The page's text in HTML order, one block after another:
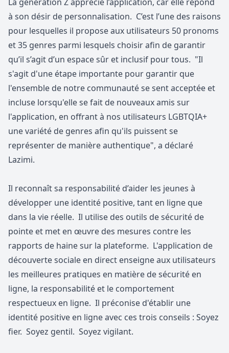
à son désir de personnalisation. C’est l’une des raisons
pour lesquelles il propose aux utilisateurs 50 pronoms
et 35 genres parmi lesquels choisir afin de garantir
qu’il s’agit d’un espace sûr et inclusif pour tous. "Il
s'agit d'une étape importante pour garantir que
l'ensemble de notre communauté se sent acceptée et
incluse lorsqu'elle se fait de nouveaux amis sur
l'application, en offrant à nos utilisateurs LGBTQIA+
une variété de genres afin qu'ils puissent se
représenter de manière authentique", a déclaré
Lazimi.
Il reconnaît sa responsabilité d’aider les jeunes à
développer une identité positive, tant en ligne que
dans la vie réelle. Il utilise des outils de sécurité de
pointe et met en œuvre des mesures contre les
rapports de haine sur la plateforme. L'application de
découverte sociale en direct enseigne aux utilisateurs
les meilleures pratiques en matière de sécurité en
ligne, la responsabilité et le comportement
respectueux en ligne. Il préconise d'établir une
identité positive en ligne avec ces trois conseils : Soyez
fier. Soyez gentil. Soyez vigilant.